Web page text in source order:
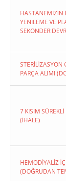
HASTANEMİZİN
YENİLEME VE
SEKONDER
STERİLİZASYON
PARÇA ALIMI
7 KISIM SÜREKLİ
(İHALE)
HEMODİYALİZ
(DOĞRUDAN